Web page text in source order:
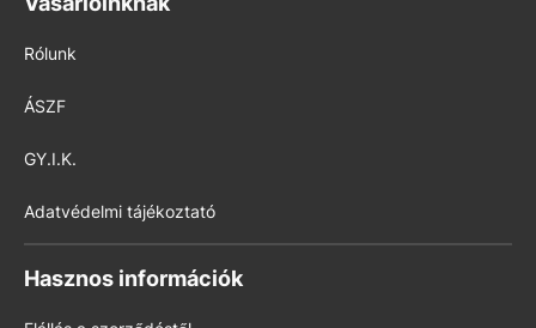
Rólunk
ÁSZF
GY.I.K.
Adatvédelmi tájékoztató
Hasznos információk